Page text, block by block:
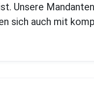
Unsere
sich auch mit